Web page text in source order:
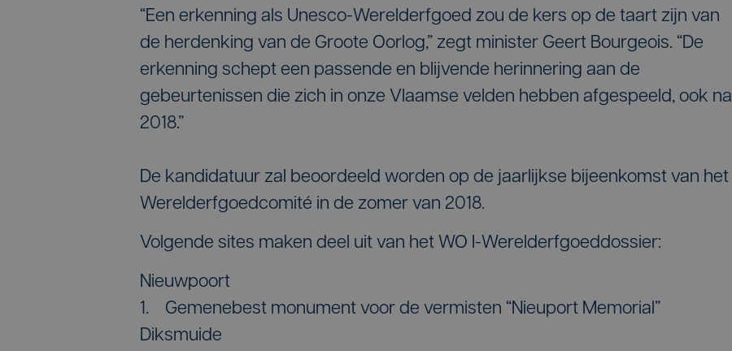
“Een erkenning als Unesco-Werelderfgoed zou de kers op de taart zijn van
de herdenking van de Groote Oorlog,” zegt minister Geert Bourgeois. “De
erkenning schept een passende en blijvende herinnering aan de
gebeurtenissen die zich in onze Vlaamse velden hebben afgespeeld, ook na
2018.”
De kandidatuur zal beoordeeld worden op de jaarlijkse bijeenkomst van het
Werelderfgoedcomité in de zomer van 2018.
Volgende sites maken deel uit van het WO I-Werelderfgoeddossier:
Nieuwpoort
1. Gemenebest monument voor de vermisten “Nieuport Memorial”
Diksmuide